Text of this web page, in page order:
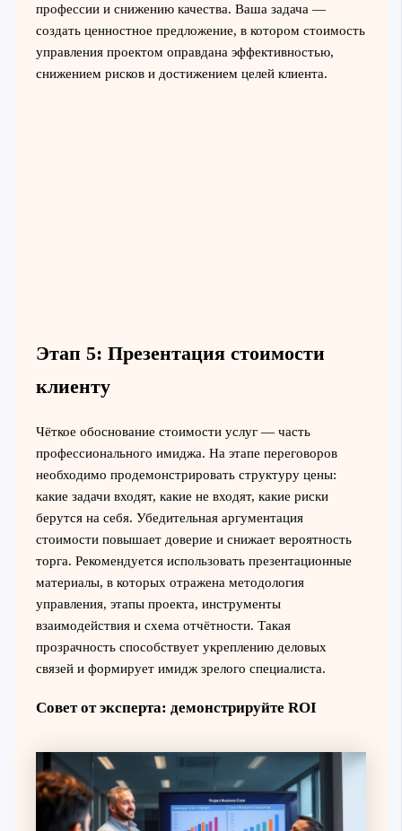
профессии и снижению качества. Ваша задача —
создать ценностное предложение, в котором стоимость
управления проектом оправдана эффективностью,
снижением рисков и достижением целей клиента.
Этап 5: Презентация стоимости
клиенту
Чёткое обоснование стоимости услуг — часть
профессионального имиджа. На этапе переговоров
необходимо продемонстрировать структуру цены:
какие задачи входят, какие не входят, какие риски
берутся на себя. Убедительная аргументация
стоимости повышает доверие и снижает вероятность
торга. Рекомендуется использовать презентационные
материалы, в которых отражена методология
управления, этапы проекта, инструменты
взаимодействия и схема отчётности. Такая
прозрачность способствует укреплению деловых
связей и формирует имидж зрелого специалиста.
Совет от эксперта: демонстрируйте ROI